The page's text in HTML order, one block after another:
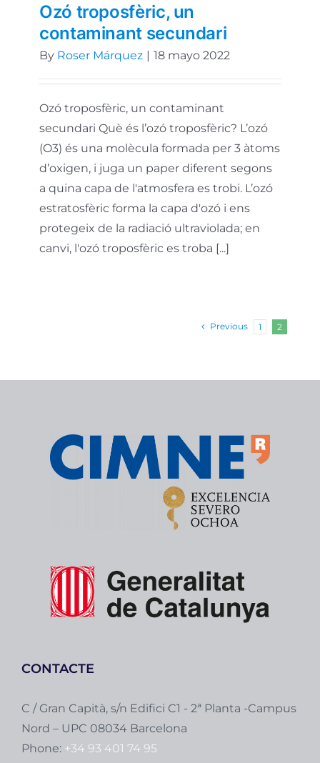
Ozó troposfèric, un
contaminant secundari
By Roser Márquez | 18 mayo 2022
Ozó troposfèric, un contaminant
secundari Què és l’ozó troposfèric? L’ozó
(O3) és una molècula formada per 3 àtoms
d’oxigen, i juga un paper diferent segons
a quina capa de l'atmosfera es trobi. L’ozó
estratosfèric forma la capa d'ozó i ens
protegeix de la radiació ultraviolada; en
canvi, l'ozó troposfèric es troba [...]
Previous 1 2
CONTACTE
C / Gran Capità, s/n Edifici C1 - 2ª Planta -Campus
Nord – UPC 08034 Barcelona
Phone: +34 93 401 74 95